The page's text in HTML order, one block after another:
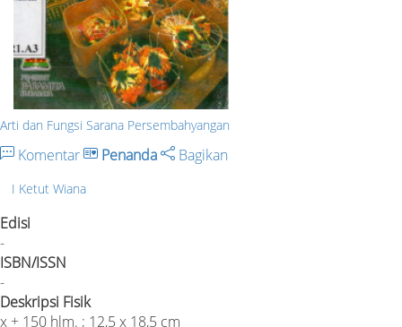
Arti dan Fungsi Sarana Persembahyangan
Komentar Penanda Bagikan
I Ketut Wiana
Edisi
-
ISBN/ISSN
-
Deskripsi Fisik
x + 150 hlm. ; 12,5 x 18,5 cm